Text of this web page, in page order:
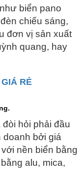
biển pano
chiếu sáng,
đơn vị sản xuất
quang, hay
RẺ
hỏi phải đầu
doanh bởi giá
nền biển bằng
alu, mica,